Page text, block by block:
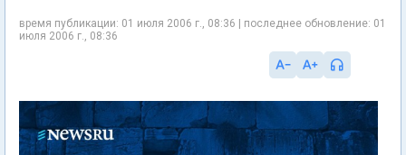
время публикации: 01 июля 2006 г., 08:36 | последнее обновление: 01
июля 2006 г., 08:36